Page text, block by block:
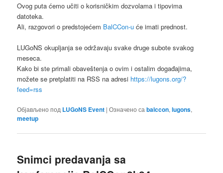
Ovog puta ćemo učiti o korisničkim dozvolama i tipovima
datoteka.
Ali, razgovori o predstojećem BalCCon-u će imati prednost.
LUGoNS okupljanja se održavaju svake druge subote svakog
meseca.
Kako bi ste primali obaveštenja o ovim i ostalim događajima,
možete se pretplatiti na RSS na adresi https://lugons.org/?
feed=rss
Објављено под LUGoNS Event |Означено са balccon,lugons,
meetup
Snimci predavanja sa